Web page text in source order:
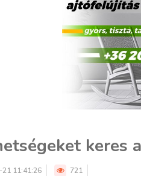
keres
11:41:26 721